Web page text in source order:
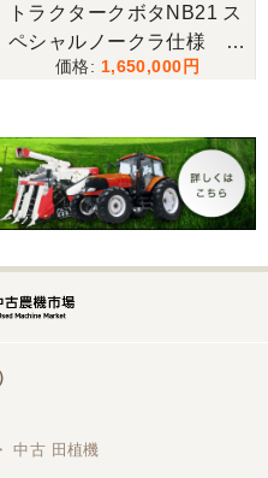
トラクタークボタNB21 ス
ペシャルノークラ仕様 上
位機種
1,650,000
・ 中古 田植機